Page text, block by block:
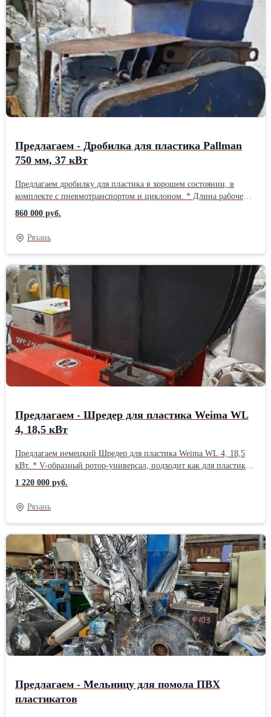
Сырье Андрей 8-953-749-94-18 8-900-971-06-19
zlyden62@rambler.ru plastsyre62@rambler.ruВид оборудования:
Дробилки
Предлагаем - Дробилка для пластика Pallman
750 мм, 37 кВт
Предлагаем дробилку для пластика в хорошем состоянии, в
комплекте с пневмотранспортом и циклоном. * Длина рабочей
части вала 750 мм. * Ножей на роторе 3 ряда по 3 ножа. * На
корпусе 2 ряда по 3 ножа. * Загрузочное окно 750*500 мм. *
Косой рез, подходит для пленки. * 2 комплекта ножей. *
Производительность на твердых пластиках 300-450 кг/час. *
Двигатель 37 кВт. * Габариты дробилки: Д*Ш*В –
1500*1350*2500 мм. * Вес 1500 кг. Можно подключить и
проверить. Возможна продажа с НДС Контакты - ООО Пласт
Сырье Андрей 8-953-749-94-18 8-900-971-06-19
zlyden62@rambler.ru plastsyre62@rambler.ruВид оборудования:
Дробилки
860 000 руб.
Рязань
Предлагаем - Шредер для пластика Weima WL
4, 18,5 кВт
Предлагаем немецкий Шредер для пластика Weima WL 4, 18,5
кВт. * V-образный ротор-универсал, подходит как для пластика,
так и для дерева. * Ширина рабочей части вала 600 мм, 28
ножей на валу, один ответный нож. Гидроприжим материала, с
контролем нагрузки. * Размеры горловины внутри –
1000*600*1000 мм. * Масса 1300 кг. В хорошем состоянии.
Оборудование своевременно обслуживалось. Все узлы и
агрегаты заводские. Наработка 3112 мч. Подключен, можно
проверить в работе. Возможна продажа с НДС Контакты - ООО
Пласт Сырье Андрей 8-953-749-94-18 8-900-971-06-19
zlyden62@rambler.ru plastsyre62@rambler.ruВид оборудования:
Шредеры
1 220 000 руб.
Рязань
Предлагаем - Мельницу для помола ПВХ
пластикатов